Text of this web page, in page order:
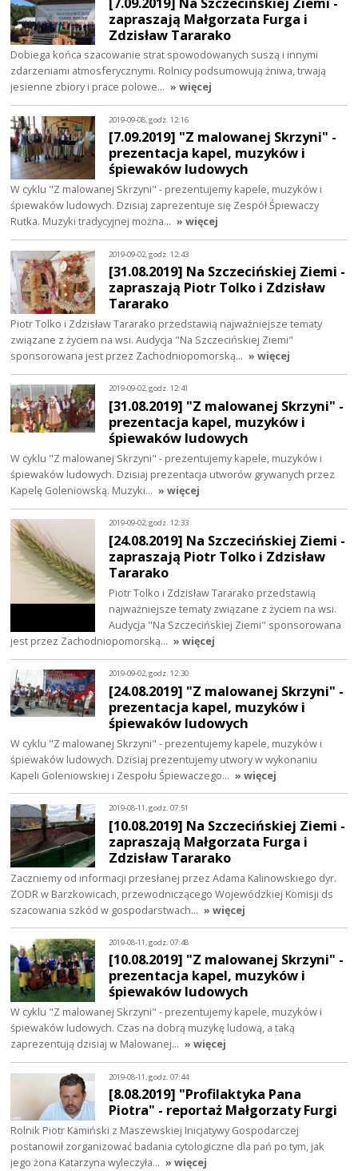
zapraszają Małgorzata Furga i
Zdzisław Tararako
Dobiega końca szacowanie strat spowodowanych suszą i innymi
zdarzeniami atmosferycznymi. Rolnicy podsumowują żniwa, trwają
jesienne zbiory i prace polowe… » więcej
2019-09-08, godz. 12:16
[7.09.2019] "Z malowanej Skrzyni" -
prezentacja kapel, muzyków i
śpiewaków ludowych
W cyklu "Z malowanej Skrzyni" - prezentujemy kapele, muzyków i
śpiewaków ludowych. Dzisiaj zaprezentuje się Zespół Śpiewaczy
Rutka. Muzyki tradycyjnej można… » więcej
2019-09-02, godz. 12:43
[31.08.2019] Na Szczecińskiej Ziemi -
zapraszają Piotr Tolko i Zdzisław
Tararako
Piotr Tolko i Zdzisław Tararako przedstawią najważniejsze tematy
związane z życiem na wsi. Audycja "Na Szczecińskiej Ziemi"
sponsorowana jest przez Zachodniopomorską… » więcej
2019-09-02, godz. 12:41
[31.08.2019] "Z malowanej Skrzyni" -
prezentacja kapel, muzyków i
śpiewaków ludowych
W cyklu "Z malowanej Skrzyni" - prezentujemy kapele, muzyków i
śpiewaków ludowych. Dzisiaj prezentacja utworów grywanych przez
Kapelę Goleniowską. Muzyki… » więcej
2019-09-02, godz. 12:33
[24.08.2019] Na Szczecińskiej Ziemi -
zapraszają Piotr Tolko i Zdzisław
Tararako
Piotr Tolko i Zdzisław Tararako przedstawią
najważniejsze tematy związane z życiem na wsi.
Audycja "Na Szczecińskiej Ziemi" sponsorowana
jest przez Zachodniopomorską… » więcej
2019-09-02, godz. 12:30
[24.08.2019] "Z malowanej Skrzyni" -
prezentacja kapel, muzyków i
śpiewaków ludowych
W cyklu "Z malowanej Skrzyni" - prezentujemy kapele, muzyków i
śpiewaków ludowych. Dzisiaj prezentujemy utwory w wykonaniu
Kapeli Goleniowskiej i Zespołu Śpiewaczego… » więcej
2019-08-11, godz. 07:51
[10.08.2019] Na Szczecińskiej Ziemi -
zapraszają Małgorzata Furga i
Zdzisław Tararako
Zaczniemy od informacji przesłanej przez Adama Kalinowskiego dyr.
ZODR w Barzkowicach, przewodniczącego Wojewódzkiej Komisji ds
szacowania szkód w gospodarstwach… » więcej
2019-08-11, godz. 07:48
[10.08.2019] "Z malowanej Skrzyni" -
prezentacja kapel, muzyków i
śpiewaków ludowych
W cyklu "Z malowanej Skrzyni" - prezentujemy kapele, muzyków i
śpiewaków ludowych. Czas na dobrą muzykę ludową, a taką
zaprezentują dzisiaj w Malowanej… » więcej
2019-08-11, godz. 07:44
[8.08.2019] "Profilaktyka Pana
Piotra" - reportaż Małgorzaty Furgi
Rolnik Piotr Kamiński z Maszewskiej Inicjatywy Gospodarczej
postanowił zorganizować badania cytologiczne dla pań po tym, jak
jego żona Katarzyna wyleczyła… » więcej